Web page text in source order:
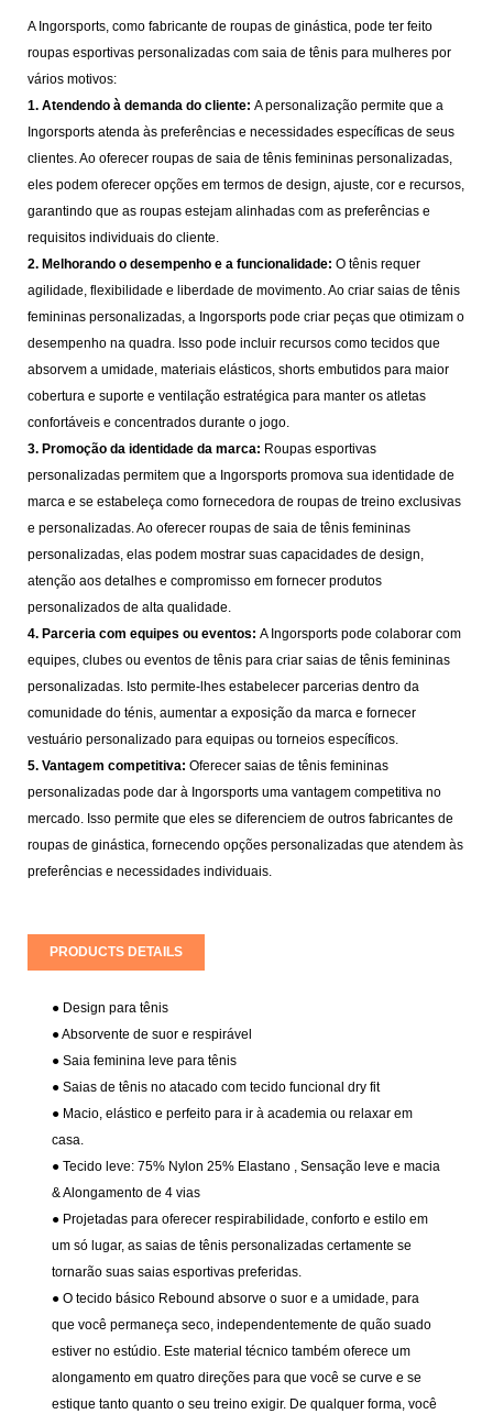
A Ingorsports, como fabricante de roupas de ginástica, pode ter feito
roupas esportivas personalizadas com saia de tênis para mulheres por
vários motivos:
1. Atendendo à demanda do cliente: A personalização permite que a
Ingorsports atenda às preferências e necessidades específicas de seus
clientes. Ao oferecer roupas de saia de tênis femininas personalizadas,
eles podem oferecer opções em termos de design, ajuste, cor e recursos,
garantindo que as roupas estejam alinhadas com as preferências e
requisitos individuais do cliente.
2. Melhorando o desempenho e a funcionalidade: O tênis requer
agilidade, flexibilidade e liberdade de movimento. Ao criar saias de tênis
femininas personalizadas, a Ingorsports pode criar peças que otimizam o
desempenho na quadra. Isso pode incluir recursos como tecidos que
absorvem a umidade, materiais elásticos, shorts embutidos para maior
cobertura e suporte e ventilação estratégica para manter os atletas
confortáveis ​​e concentrados durante o jogo.
3. Promoção da identidade da marca: Roupas esportivas
personalizadas permitem que a Ingorsports promova sua identidade de
marca e se estabeleça como fornecedora de roupas de treino exclusivas
e personalizadas. Ao oferecer roupas de saia de tênis femininas
personalizadas, elas podem mostrar suas capacidades de design,
atenção aos detalhes e compromisso em fornecer produtos
personalizados de alta qualidade.
4. Parceria com equipes ou eventos: A Ingorsports pode colaborar com
equipes, clubes ou eventos de tênis para criar saias de tênis femininas
personalizadas. Isto permite-lhes estabelecer parcerias dentro da
comunidade do ténis, aumentar a exposição da marca e fornecer
vestuário personalizado para equipas ou torneios específicos.
5. Vantagem competitiva: Oferecer saias de tênis femininas
personalizadas pode dar à Ingorsports uma vantagem competitiva no
mercado. Isso permite que eles se diferenciem de outros fabricantes de
roupas de ginástica, fornecendo opções personalizadas que atendem às
preferências e necessidades individuais.
PRODUCTS DETAILS
● Design para tênis
●Absorvente de suor e respirável
● Saia feminina leve para tênis
● Saias de tênis no atacado com tecido funcional dry fit
● Macio, elástico e perfeito para ir à academia ou relaxar em
casa.
● Tecido leve: 75% Nylon 25% Elastano , Sensação leve e macia
& Alongamento de 4 vias
● Projetadas para oferecer respirabilidade, conforto e estilo em
um só lugar, as saias de tênis personalizadas certamente se
tornarão suas saias esportivas preferidas.
● O tecido básico Rebound absorve o suor e a umidade, para
que você permaneça seco, independentemente de quão suado
estiver no estúdio. Este material técnico também oferece um
alongamento em quatro direções para que você se curve e se
estique tanto quanto o seu treino exigir. De qualquer forma, você